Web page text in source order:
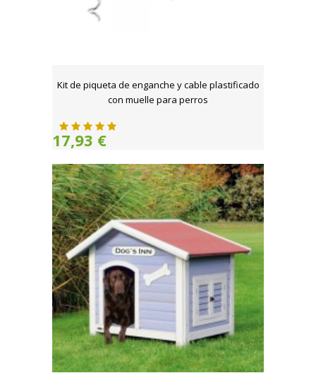
Kit de piqueta de enganche y cable plastificado
con muelle para perros
17,93 €